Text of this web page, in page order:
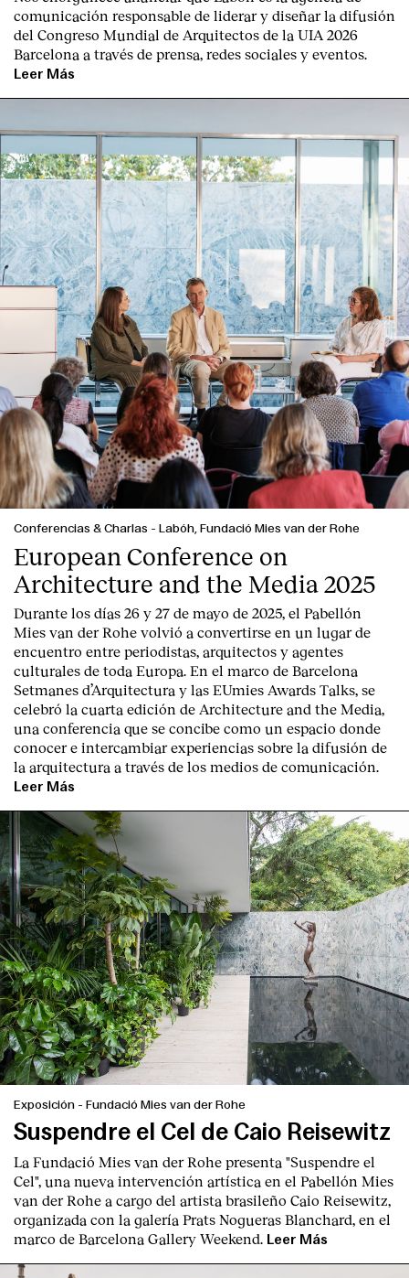
Index
comunicación responsable de liderar y diseñar la difusión
del Congreso Mundial de Arquitectos de la UIA 2026
Barcelona a través de prensa, redes sociales y eventos.
Leer Más
Conferencias & Charlas - Labóh, Fundació Mies van der Rohe
European Conference on
Architecture and the Media 2025
Durante los días 26 y 27 de mayo de 2025, el Pabellón
Mies van der Rohe volvió a convertirse en un lugar de
encuentro entre periodistas, arquitectos y agentes
culturales de toda Europa. En el marco de Barcelona
Setmanes d’Arquitectura y las EUmies Awards Talks, se
celebró la cuarta edición de Architecture and the Media,
una conferencia que se concibe como un espacio donde
conocer e intercambiar experiencias sobre la difusión de
la arquitectura a través de los medios de comunicación.
Leer Más
Exposición - Fundació Mies van der Rohe
Suspendre el Cel de Caio Reisewitz
La Fundació Mies van der Rohe presenta "Suspendre el
Cel", una nueva intervención artística en el Pabellón Mies
van der Rohe a cargo del artista brasileño Caio Reisewitz,
organizada con la galería Prats Nogueras Blanchard, en el
marco de Barcelona Gallery Weekend. Leer Más